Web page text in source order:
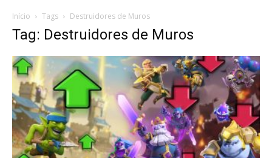
Início Tags Destruidores de Muros
Tag: Destruidores de Muros